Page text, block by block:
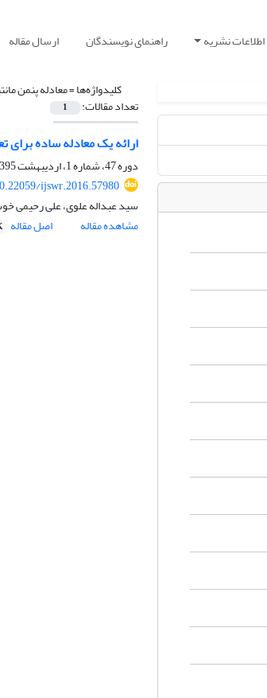
اطلاعات نشریه راهنمای نویسندگان ارسال مقاله
کلیدواژه‌ها =معادله پنمن
تعداد مقالات: 1
ارائه یک معادله ساده برای
دوره 47، شماره 1، اردیبهشت 1395، صفحه
ijswr.2016.57980
سید عبداله علوی، علی رحیمی
مشاهده مقاله
اصل مقاله